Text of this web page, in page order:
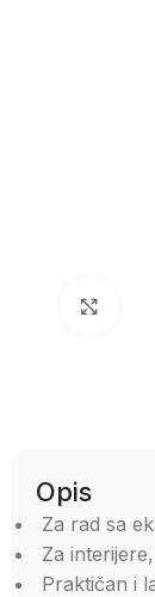
Opis
Za rad sa
Za
Praktičan i